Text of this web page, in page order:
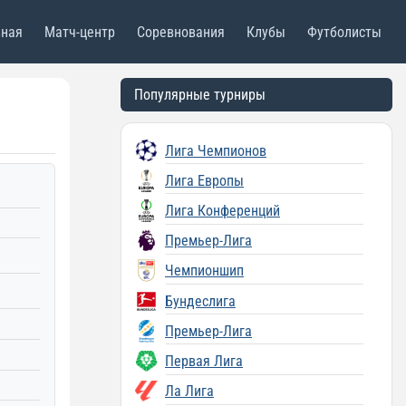
Матч-центр Соревнования Клубы Футболисты
Популярные турниры
Лига Чемпионов
Лига Европы
Лига Конференций
Премьер-Лига
Чемпионшип
Бундеслига
Премьер-Лига
Первая Лига
Ла Лига